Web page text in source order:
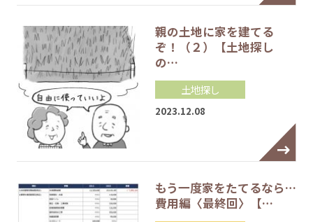
親の土地に家を建てる
ぞ！（２）【土地探し
の…
土地探し
2023.12.08
もう一度家をたてるなら…
費用編〈最終回〉【…